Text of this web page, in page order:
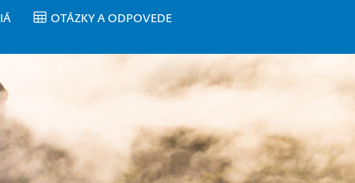
OTÁZKY A ODPOVEDE